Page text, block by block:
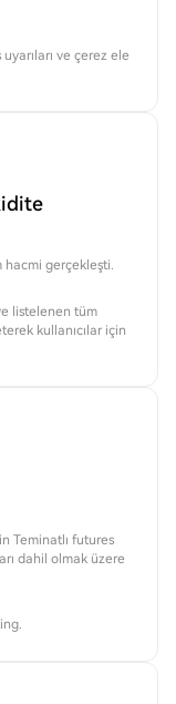
ve çerez ele
hacmi gerçekleşti.
listelenen tüm
kullanıcılar için
Teminatlı futures
dahil olmak üzere